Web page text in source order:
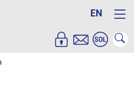
EN